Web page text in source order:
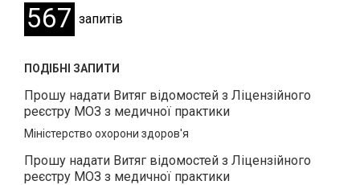
567 запитів
ПОДІБНІ ЗАПИТИ
Прошу надати Витяг відомостей з Ліцензійного
реєстру МОЗ з медичної практики
Міністерство охорони здоров'я
Прошу надати Витяг відомостей з Ліцензійного
реєстру МОЗ з медичної практики